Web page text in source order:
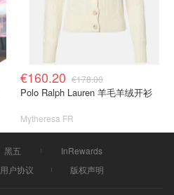
€160.20 €178.00
Polo Ralph Lauren 羊毛羊绒开衫
Mytheresa FR
黑五
InRewards
用户协议 版权声明